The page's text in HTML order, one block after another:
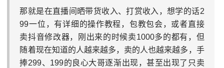
那就是在直播间晒带货收入、打赏收入，想学的话2
99一位，有详细的操作教程，包教包会，或者直接
卖抖音修改器，刚出来的时候卖1000多的都有，但
随着现在知道的人越来越多，卖的人也越来越多，手
捧299、199的良心大哥逐渐出现，甚至出现了只卖